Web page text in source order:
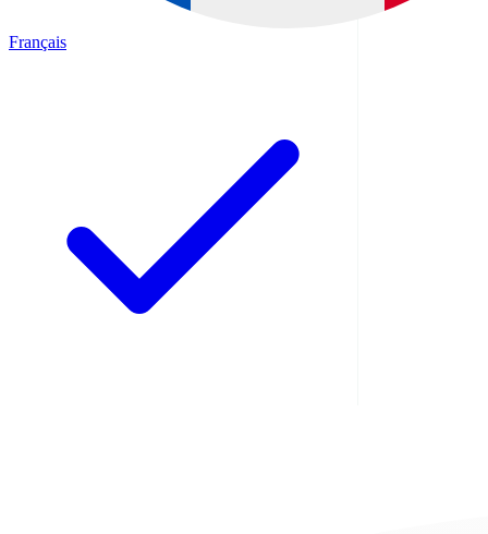
Français